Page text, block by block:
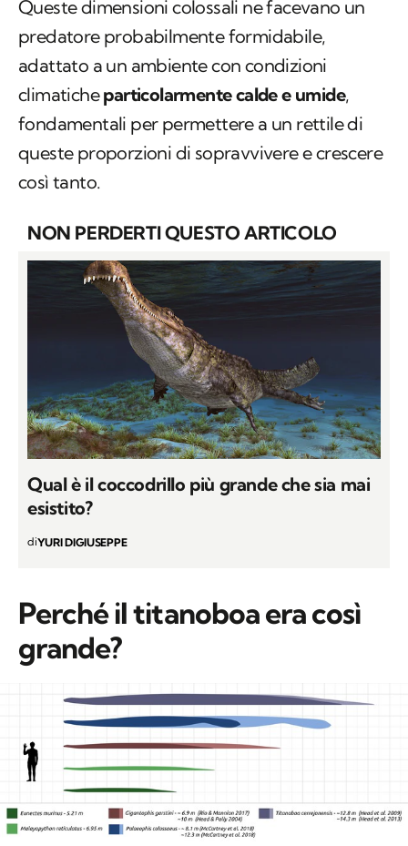
Queste dimensioni colossali ne facevano un
predatore probabilmente formidabile,
adattato a un ambiente con condizioni
climaticheparticolarmente calde e umide,
fondamentali per permettere a un rettile di
queste proporzioni di sopravvivere e crescere
così tanto.
NON PERDERTI QUESTO ARTICOLO
Qual è il coccodrillo più grande che sia mai
esistito?
diYURI DIGIUSEPPE
Perché il titanoboa era così
grande?